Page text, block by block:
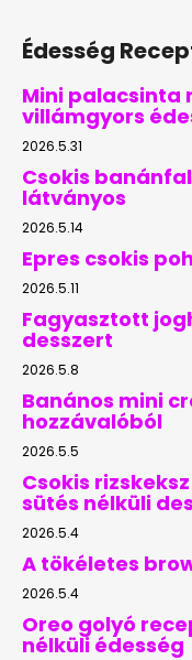
Édesség
Mini palacsinta
villámgyors
2026.5.31
Csokis
látványos
2026.5.14
Epres csokis
2026.5.11
Fagyasztott
desszert
2026.5.8
Banános mini
hozzávalóból
2026.5.5
Csokis
sütés nélküli
2026.5.4
A tökéletes
2026.5.4
Oreo golyó
nélküli édesség